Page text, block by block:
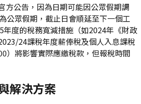
方公告，因為日期可能因公眾假期調
公眾假期，截止日會順延至下一個工
度的稅務寬減措施（如2024年《財政
24課稅年度薪俸稅及個人入息課稅
）將影響實際應繳稅款，但報稅時間
解決方案